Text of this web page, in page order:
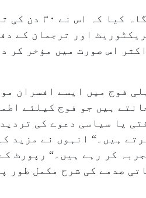
ہاریٹز نے بتایا کہ
اور ترجمان کے
اس صورت میں مؤخر کر
فوج میں ایسے افسران
ہیں جو فوج کیلئے
یا سیاسی دعوے کی
ہیں۔“ انہوں نے مزید
کر رہے ہیں۔“ رپورٹ
صدمے کی شرح مکمل طور